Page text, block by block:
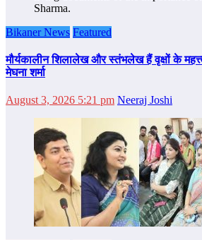
Bikaner News Featured
मौर्यकालीन शिलालेख और स्तंभलेख हैं वृक्षों के
मेघना शर्मा
August 3, 2026 5:21 pm Neeraj Joshi